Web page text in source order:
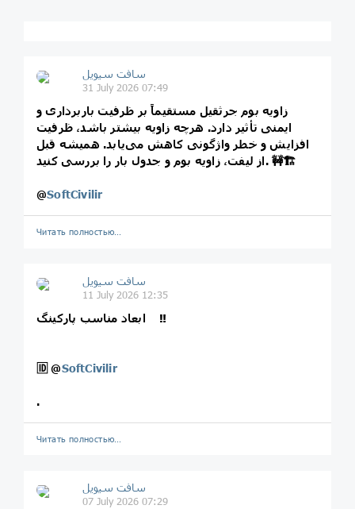
سافت سیویل
31 July 2026 07:49
زاویه بوم جرثقیل مستقیماً بر ظرفیت باربرداری و
ایمنی تأثیر دارد. هرچه زاویه بیشتر باشد، ظرفیت
افزایش و خطر واژگونی کاهش می‌یابد. همیشه قبل
از لیفت، زاویه بوم و جدول بار را بررسی کنید. 🚧🏗️
@SoftCivilir
Читать полностью…
سافت سیویل
11 July 2026 12:35
ابعاد مناسب پارکینگ ‼️
🆔@SoftCivilir
.
Читать полностью…
سافت سیویل
07 July 2026 07:29